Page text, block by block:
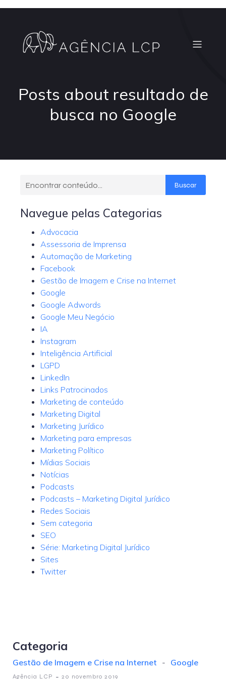
Posts about resultado de
busca no Google
Buscar
Navegue pelas Categorias
Advocacia
Assessoria de Imprensa
Automação de Marketing
Facebook
Gestão de Imagem e Crise na Internet
Google
Google Adwords
Google Meu Negócio
IA
Instagram
Inteligência Artificial
LGPD
LinkedIn
Links Patrocinados
Marketing de conteúdo
Marketing Digital
Marketing Jurídico
Marketing para empresas
Marketing Político
Mídias Sociais
Notícias
Podcasts
Podcasts – Marketing Digital Jurídico
Redes Sociais
Sem categoria
SEO
Série: Marketing Digital Jurídico
Sites
Twitter
Categoria
Gestão de Imagem e Crise na Internet - Google
Agência LCP - 20 novembro 2019